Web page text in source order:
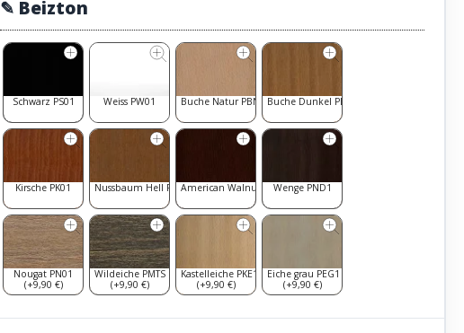
✎ Beizton
Schwarz PS01 Weiss PW01 Buche Natur PBN1 Buche Dunkel PBD1
Kirsche PK01 Nussbaum Hell PNH1American Walnut PAW1Wenge PND1
Nougat PN01
(+9,90 €)
Wildeiche PMTS
(+9,90 €)
Kastelleiche PKE1
(+9,90 €)
Eiche grau PEG1
(+9,90 €)